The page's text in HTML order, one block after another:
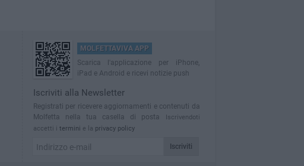
MOLFETTAVIVA APP
Scarica l'applicazione per iPhone,
iPad e Android e ricevi notizie push
Iscriviti alla Newsletter
Registrati per ricevere aggiornamenti e contenuti da
Molfetta nella tua casella di posta
Iscrivendoti
accetti i termini e la privacy policy
Iscriviti